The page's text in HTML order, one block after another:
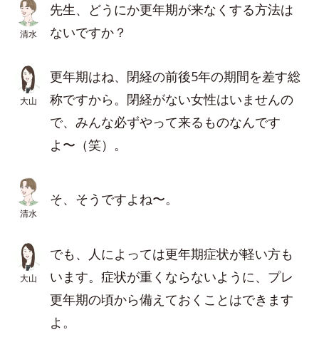
清水
先生、どうにか更年期が来なくする方法は
ないですか？
大山
更年期はね、閉経の前後5年の期間を差す総
称ですから。閉経がない女性はいませんの
で、みんな必ずやって来るものなんです
よ〜（笑）。
清水
そ、そうですよね〜。
大山
でも、人によっては更年期症状が軽い方も
います。症状が重くならないように、プレ
更年期の頃から備えておくことはできます
よ。